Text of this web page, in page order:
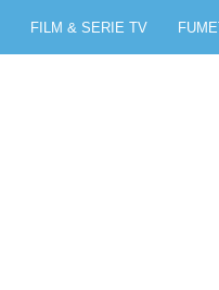
FILM & SERIE TV